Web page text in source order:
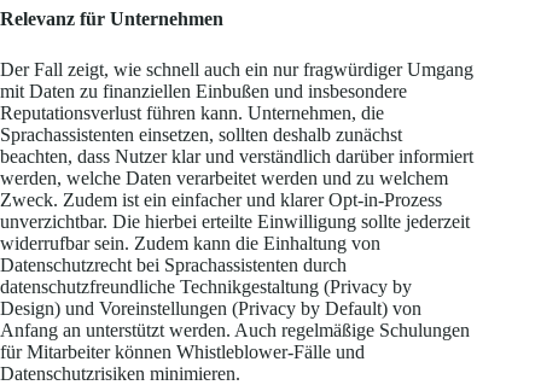
Relevanz für Unternehmen
Der Fall zeigt, wie schnell auch ein nur fragwürdiger Umgang
mit Daten zu finanziellen Einbußen und insbesondere
Reputationsverlust führen kann. Unternehmen, die
Sprachassistenten einsetzen, sollten deshalb zunächst
beachten, dass Nutzer klar und verständlich darüber informiert
werden, welche Daten verarbeitet werden und zu welchem
Zweck. Zudem ist ein einfacher und klarer Opt-in-Prozess
unverzichtbar. Die hierbei erteilte Einwilligung sollte jederzeit
widerrufbar sein. Zudem kann die Einhaltung von
Datenschutzrecht bei Sprachassistenten durch
datenschutzfreundliche Technikgestaltung (Privacy by
Design) und Voreinstellungen (Privacy by Default) von
Anfang an unterstützt werden. Auch regelmäßige Schulungen
für Mitarbeiter können Whistleblower-Fälle und
Datenschutzrisiken minimieren.